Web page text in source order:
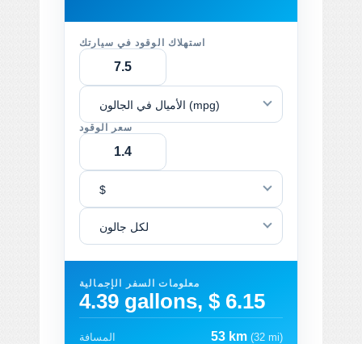
استهلاك الوقود في سيارتك
الأميال في الجالون (mpg)
سعر الوقود
$
لكل جالون
معلومات السفر الإجمالية
4.39 gallons, $ 6.15
المسافة 53 km (32 mi)